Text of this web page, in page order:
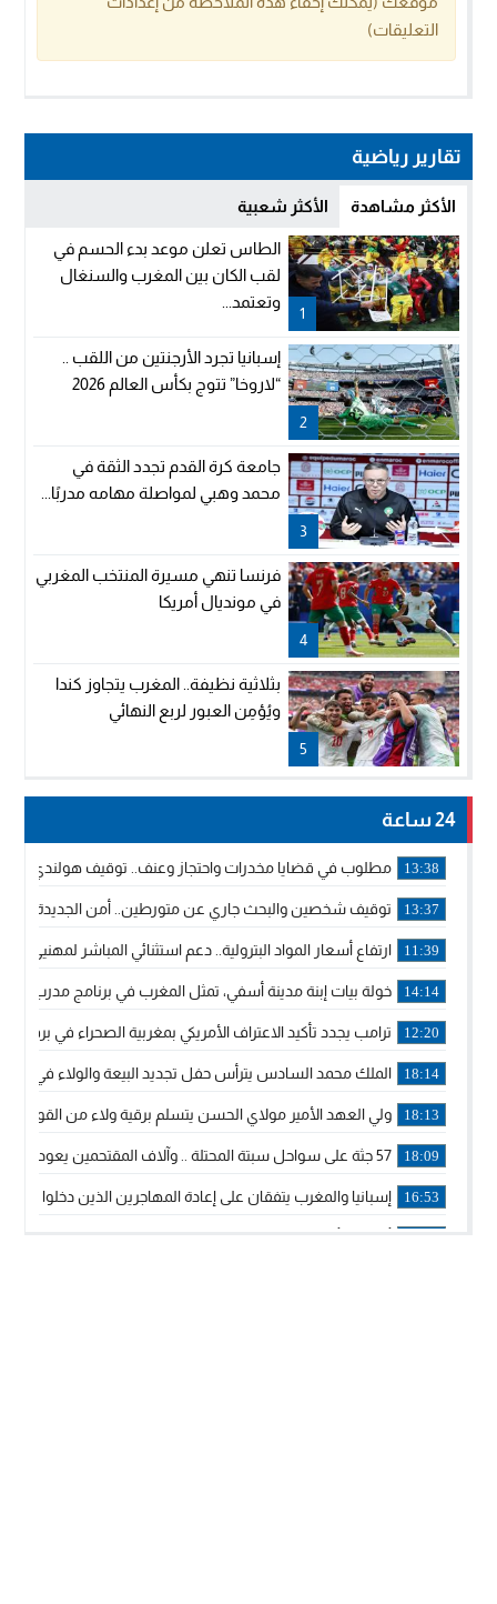
التعليقات)
تقارير رياضية
الأكثر مشاهدة الأكثر شعبية
1
الطاس تعلن موعد بدء الحسم في
لقب الكان بين المغرب والسنغال
وتعتمد...
2
إسبانيا تجرد الأرجنتين من اللقب ..
“لاروخا” تتوج بكأس العالم 2026
3
جامعة كرة القدم تجدد الثقة في
محمد وهبي لمواصلة مهامه مدربًا...
4
فرنسا تنهي مسيرة المنتخب المغربي
في مونديال أمريكا
5
بثلاثية نظيفة.. المغرب يتجاوز كندا
ويُؤمِن العبور لربع النهائي
24 ساعة
13:38 مطلوب في قضايا مخدرات واحتجاز وعنف.. توقيف هولندي
13:37 توقيف شخصين والبحث جاري عن متورطين.. أمن الجديدة يفك
11:39 ارتفاع أسعار المواد البترولية.. دعم استثنائي المباشر لمهنيي
14:14 خولة بيات إبنة مدينة أسفي، تمثل المغرب في برنامج مدرب
12:20 ترامب يجدد تأكيد الاعتراف الأمريكي بمغربية الصحراء في برقية
18:14 الملك محمد السادس يترأس حفل تجديد البيعة والولاء في
18:13 ولي العهد الأمير مولاي الحسن يتسلم برقية ولاء من القوات
18:09 57 جثة على سواحل سبتة المحتلة .. وآلاف المقتحمين يعودون إلى المغرب
16:53 إسبانيا والمغرب يتفقان على إعادة المهاجرين الذين دخلوا سبتة